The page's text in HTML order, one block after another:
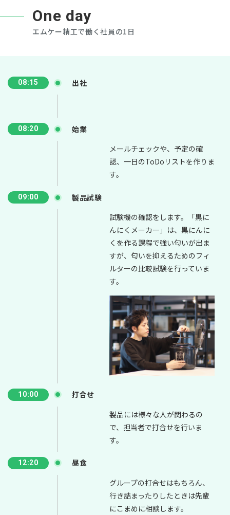
One day
エムケー精工で働く社員の1日
08:15 出社
08:20
始業
メールチェックや、予定の確
認、一日のToDoリストを作りま
す。
09:00
製品試験
試験機の確認をします。「黒に
んにくメーカー」は、黒にんに
くを作る課程で強い匂いが出ま
すが、匂いを抑えるためのフィ
ルターの比較試験を行っていま
す。
10:00
打合せ
製品には様々な人が関わるの
で、担当者で打合せを行いま
す。
12:20
昼食
グループの打合せはもちろん、
行き詰まったりしたときは先輩
にこまめに相談します。